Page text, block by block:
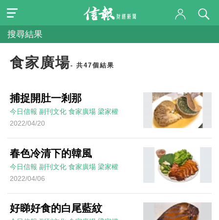
搜尋結果
食家廣場- 共47個結果
捕捉開肚一剎那
今日信報 副刊文化 食家廣場 梁家權
2022/04/20
春色冷清下的韓風
今日信報 副刊文化 食家廣場 梁家權
2022/04/06
好睇好食的白尾藍紋